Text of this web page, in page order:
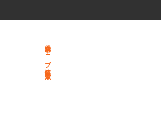
総合文学ウェブ情報誌 文学金魚